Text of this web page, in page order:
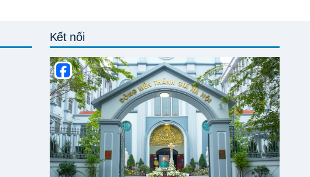
Kết nối